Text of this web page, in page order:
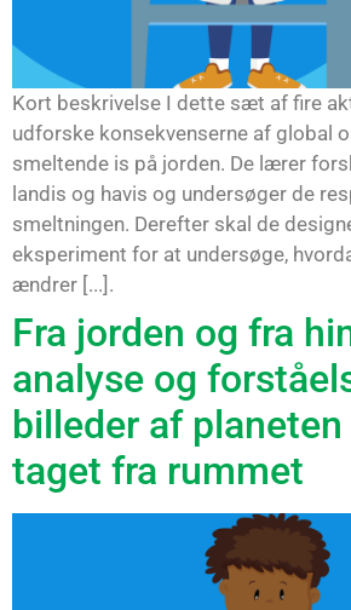
Kort beskrivelse I dette sæt af fire
udforske konsekvenserne af global
smeltende is på jorden. De lærer
landis og havis og undersøger de
smeltningen. Derefter skal de
eksperiment for at undersøge,
ændrer [...].
Fra jorden og fra
analyse og
billeder af
taget fra rummet